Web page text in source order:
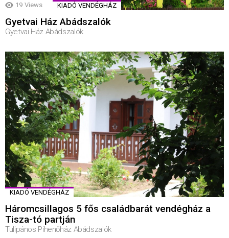
19 Views KIADÓ VENDÉGHÁZ
Gyetvai Ház Abádszalók
Gyetvai Ház Abádszalók
KIADÓ VENDÉGHÁZ
Háromcsillagos 5 fős családbarát vendégház a
Tisza-tó partján
Tulipános Pihenőház Abádszalók